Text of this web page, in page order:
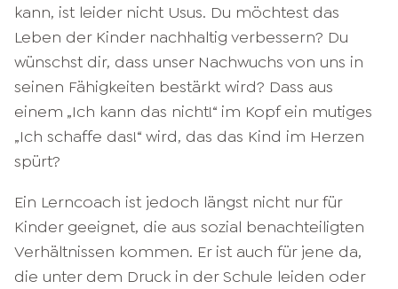
kann, ist leider nicht Usus. Du möchtest das
Leben der Kinder nachhaltig verbessern? Du
wünschst dir, dass unser Nachwuchs von uns in
seinen Fähigkeiten bestärkt wird? Dass aus
einem „Ich kann das nicht!“ im Kopf ein mutiges
„Ich schaffe das!“ wird, das das Kind im Herzen
spürt?
Ein Lerncoach ist jedoch längst nicht nur für
Kinder geeignet, die aus sozial benachteiligten
Verhältnissen kommen. Er ist auch für jene da,
die unter dem Druck in der Schule leiden oder